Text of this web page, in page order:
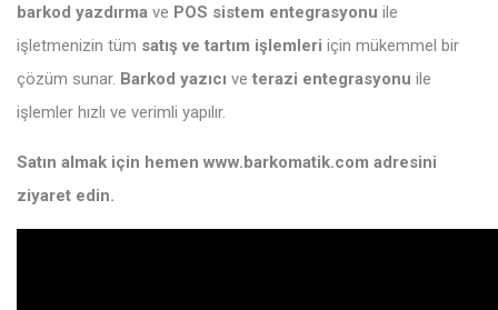
barkod yazdırma ve POS sistem entegrasyonu ile
işletmenizin tüm satış ve tartım işlemleri için mükemmel bir
çözüm sunar. Barkod yazıcı ve terazi entegrasyonu ile
işlemler hızlı ve verimli yapılır.
Satın almak için hemen www.barkomatik.com adresini
ziyaret edin.